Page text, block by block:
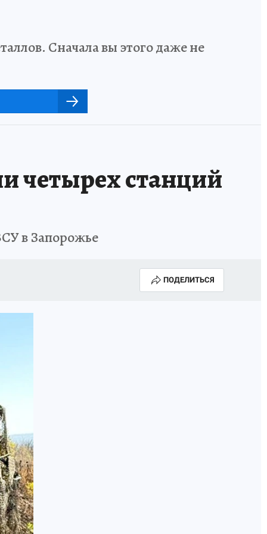
Сначала вы этого даже не
четырех станций
в Запорожье
ПОДЕЛИТЬСЯ